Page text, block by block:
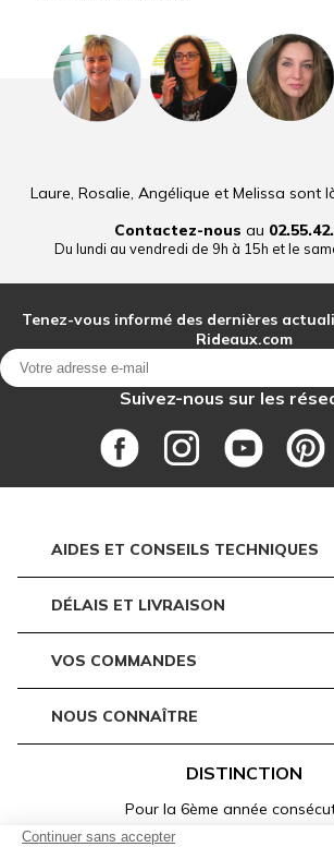
Laure, Rosalie, Angélique et Melissa sont
Contactez-nous au
Du lundi au vendredi de 9h à 15h et le
Tenez-vous informé des dernières
Rideaux.com
Suivez-nous sur les
AIDES ET CONSEILS TECHNIQUES
DÉLAIS ET LIVRAISON
VOS COMMANDES
NOUS CONNAÎTRE
DISTINCTION
Pour la 6ème année